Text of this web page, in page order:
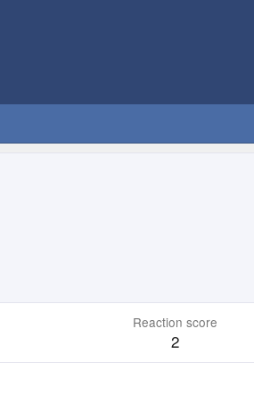
Reaction score
2